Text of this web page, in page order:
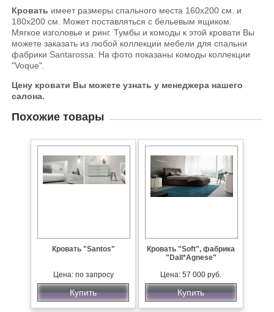
Кровать имеет размеры спального места 160х200 см. и
180х200 см. Может поставляться с бельевым ящиком.
Мягкое изголовье и ринг. Тумбы и комоды к этой кровати Вы
можете заказать из любой коллекции мебели для спальни
фабрики Santarossa. На фото показаны комоды коллекции
"Voque".
Цену кровати Вы можете узнать у менеджера нашего
салона.
Похожие товары
Кровать "Santos"
Цена: по запросу
Купить
Кровать "Soft", фабрика
"Dall*Agnese"
Цена: 57 000 руб.
Купить